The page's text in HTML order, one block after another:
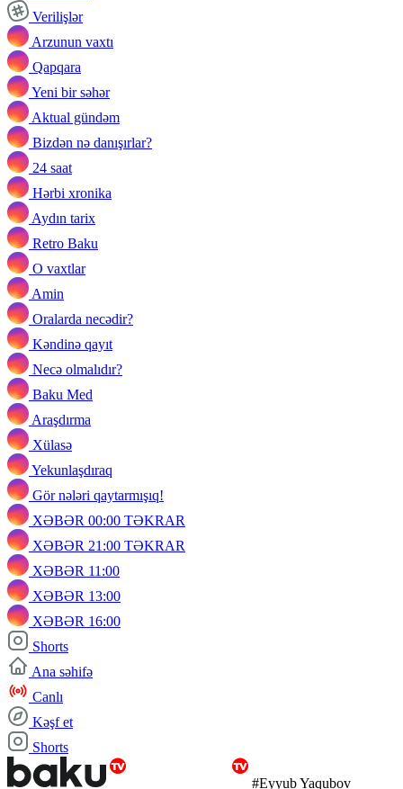
Verilişlər
Arzunun vaxtı
Qapqara
Yeni bir səhər
Aktual gündəm
Bizdən nə danışırlar?
24 saat
Hərbi xronika
Aydın tarix
Retro Baku
O vaxtlar
Amin
Oralarda necədir?
Kəndinə qayıt
Necə olmalıdır?
Baku Med
Araşdırma
Xülasə
Yekunlaşdıraq
Gör nələri qaytarmışıq!
XƏBƏR 00:00 TƏKRAR
XƏBƏR 21:00 TƏKRAR
XƏBƏR 11:00
XƏBƏR 13:00
XƏBƏR 16:00
Shorts
Ana səhifə
Canlı
Kəşf et
Shorts
#Eyyub Yaqubov